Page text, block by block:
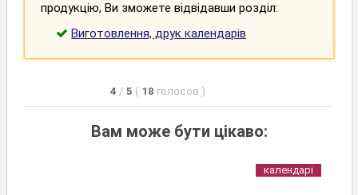
продукцію, Ви зможете відвідавши розділ:
Виготовлення, друк календарів
4 / 5 ( 18 голосов )
Вам може бути цікаво:
календарі